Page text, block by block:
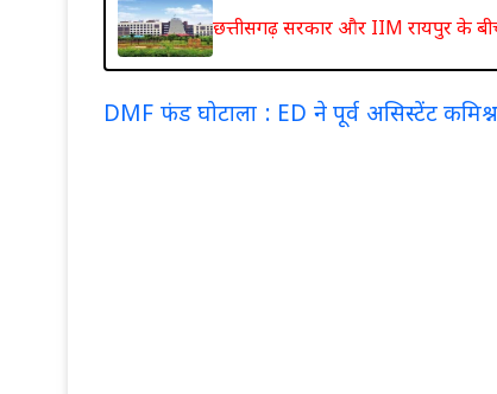
छत्तीसगढ़ सरकार और IIM रायपुर के
DMF फंड घोटाला : ED ने पूर्व असिस्टेंट